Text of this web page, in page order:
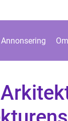
Annonsering